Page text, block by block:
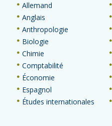
Allemand
Anglais
Anthropologie
Biologie
Chimie
Comptabilité
Économie
Espagnol
Études internationales